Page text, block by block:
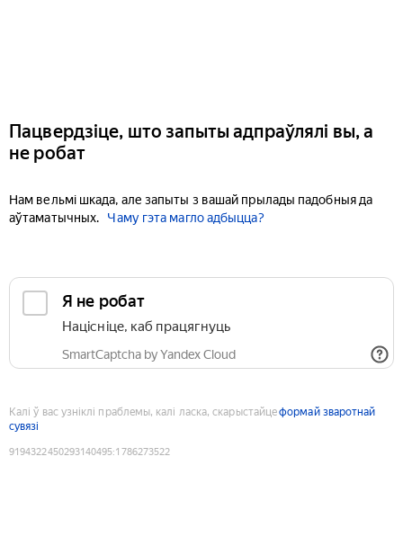
Пацвердзіце, што запыты адпраўлялі вы, а
не робат
Нам вельмі шкада, але запыты з вашай прылады падобныя да
аўтаматычных.
Чаму гэта магло адбыцца?
Я не робат
Націсніце, каб працягнуць
SmartCaptcha by Yandex Cloud
Калі ў вас узніклі праблемы, калі ласка, скарыстайцеформай зваротнай
сувязі
9194322450293140495:1786273522